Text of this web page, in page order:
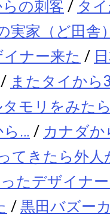
の刺客 / タ
実家（ど田舎
ナー来た /
/ またタイから
モリをみた
ら… / カナダ
てきたら外
たデザイナ
/ 黒田バズー